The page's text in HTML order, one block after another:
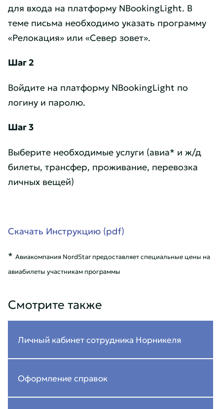
Смотрите также
Личный кабинет сотрудника Норникеля
Оформление справок
для входа на платформу NBookingLight. В
теме письма необходимо указать программу
«Релокация» или «Север зовет».
Шаг 2
Войдите на платформу NBookingLight по
логину и паролю.
Шаг 3
Выберите необходимые услуги (авиа* и ж/д
билеты, трансфер, проживание, перевозка
личных вещей)
Скачать Инструкцию (pdf)
* Авиакомпания NordStar предоставляет специальные цены на
авиабилеты участникам программы